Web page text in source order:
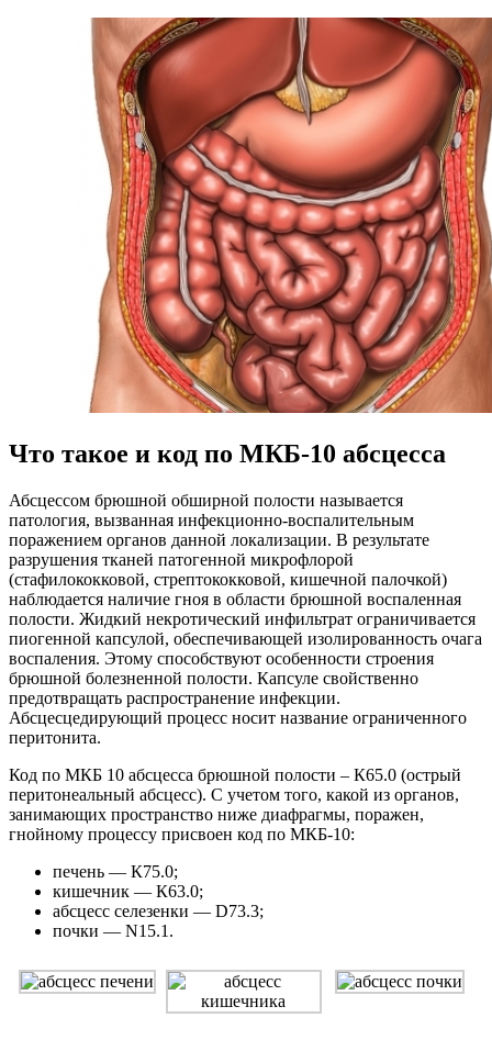
Что такое и код по МКБ-10 абсцесса
Абсцессом брюшной обширной полости называется
патология, вызванная инфекционно-воспалительным
поражением органов данной локализации. В результате
разрушения тканей патогенной микрофлорой
(стафилококковой, стрептококковой, кишечной палочкой)
наблюдается наличие гноя в области брюшной воспаленная
полости. Жидкий некротический инфильтрат ограничивается
пиогенной капсулой, обеспечивающей изолированность очага
воспаления. Этому способствуют особенности строения
брюшной болезненной полости. Капсуле свойственно
предотвращать распространение инфекции.
Абсцесцедирующий процесс носит название ограниченного
перитонита.
Код по МКБ 10 абсцесса брюшной полости – К65.0 (острый
перитонеальный абсцесс). С учетом того, какой из органов,
занимающих пространство ниже диафрагмы, поражен,
гнойному процессу присвоен код по МКБ-10:
печень — К75.0;
кишечник — К63.0;
абсцесс селезенки — D73.3;
почки — N15.1.